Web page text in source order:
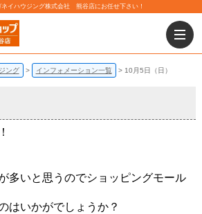
イハウジング株式会社 熊谷店にお任せ下さい！
ング インフォメーション一覧 10月5日（日）
多いと思うのでショッピングモール
はいかがでしょうか？